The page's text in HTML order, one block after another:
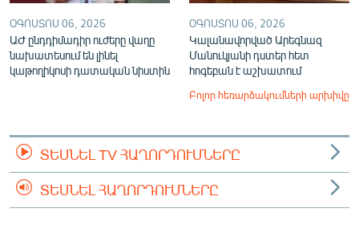
ՕԳՈՍՏՈՍ 06, 2026
ԱԺ ընդդիմադիր ուժերը վաղը
նախատեսում են լինել
կաթողիկոսի դատական նիստին
ՕԳՈՍՏՈՍ 06, 2026
Կալանավորված Արեգնազ
Մանուկյանի դստեր հետ
հոգեբան է աշխատում
Բոլոր հեռարձակումների արխիվը
ՏԵՍՆԵԼ TV ՀԱՂՈՐԴՈՒՄՆԵՐԸ
ՏԵՍՆԵԼ ՀԱՂՈՐԴՈՒՄՆԵՐԸ